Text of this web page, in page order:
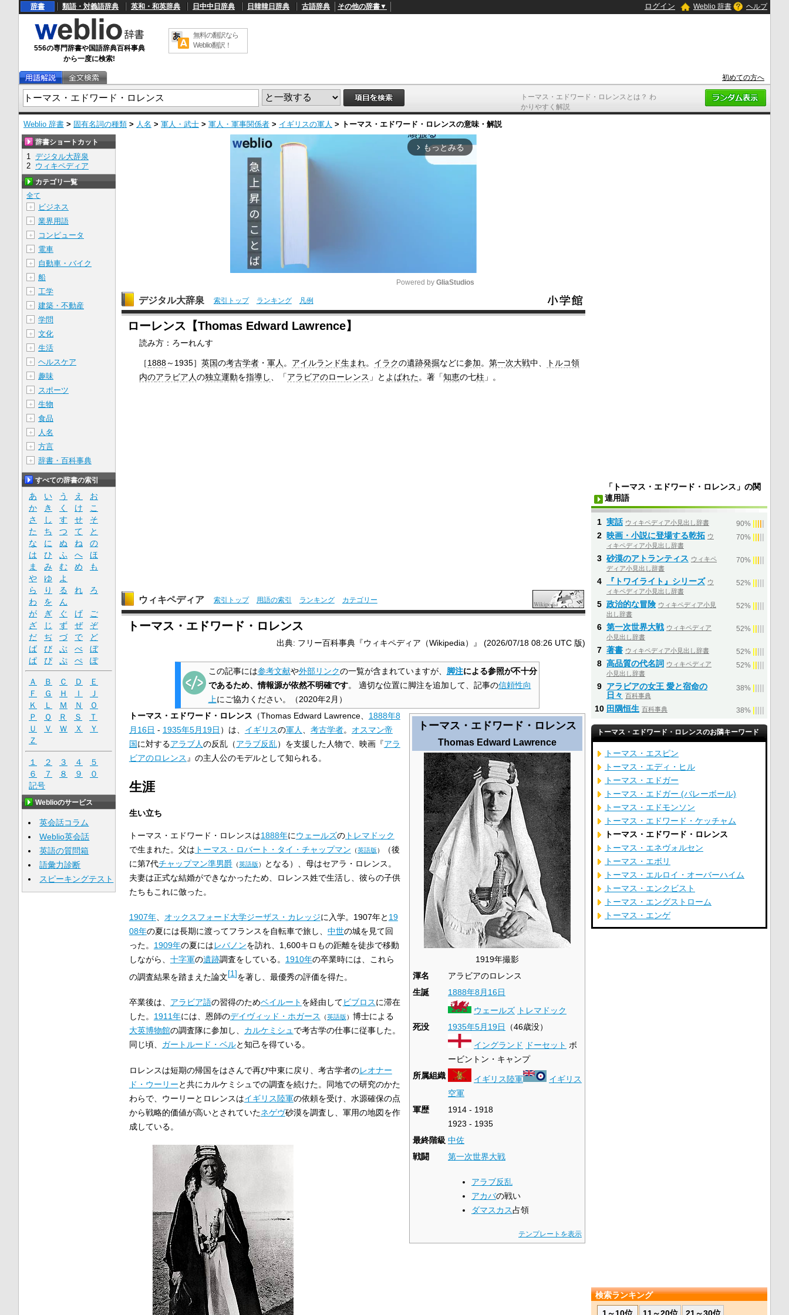
トーマス・エドワード・ロレンスとは？ わ
かりやすく解説
辞書 類語・対義語辞典 英和・和英辞典 日中中日辞典 日韓韓日辞典 古語辞典 その他の辞書▼ ログイン Weblio 辞書 ヘルプ
556の専門辞書や国語辞典百科事典
から一度に検索!
無料の翻訳なら
Weblio翻訳！
初めての方へ
Weblio 辞書 > 固有名詞の種類 > 人名 > 軍人・武士 > 軍人・軍事関係者 > イギリスの軍人 > トーマス・エドワード・ロレンスの意味・解説
arrow_forward_ios もっとみる
M
e
Powered by GliaStudios
デジタル大辞泉 索引トップ ランキング 凡例
ローレンス【Thomas Edward Lawrence】
読み方：ろーれんす
［1888～1935］英国の考古学者 ・軍人。 アイルランド生まれ。 イラクの遺跡発掘などに参加。第一次大戦中、
トルコ領
内のアラビア人の独立運動を指導し、「アラビアのローレンス 」と よばれた。著「知恵の七柱 」。
ウィキペディア 索引トップ 用語の索引 ランキング カテゴリー
トーマス・エドワード・ロレンス
出典: フリー百科事典『ウィキペディア（Wikipedia）』 (2026/07/18 08:26 UTC 版)
この記事には参考文献や外部リンクの一覧が含まれていますが、 脚注による参照が不十分
であるため、情報源が依然不明確です。 適切な位置に脚注を追加して、記事の信頼性向
上にご協力ください。 （2020年2月 ）
トーマス・エドワード・ロレンス
Thomas Edward Lawrence
1919年撮影
渾名
アラビアのロレンス
生誕
1888年8月16日
ウェールズ トレマドック
死没
1935年5月19日
（46歳没）
イングランド
ドーセット ボ
ービントン・キャンプ
所属組織
イギリス陸軍
イギリス
空軍
軍歴
1914 - 1918
1923 - 1935
最終階級 中佐
戦闘
第一次世界大戦
アラブ反乱
アカバの戦い
ダマスカス占領
テンプレートを表示
トーマス・エドワード・ロレンス （Thomas Edward Lawrence、 1888年8
月16日 - 1935年5月19日 ）は、 イギリスの軍人、 考古学者。 オスマン帝
国に対するアラブ人の反乱（アラブ反乱）を支援した人物で、映画『アラ
ビアのロレンス』の主人公のモデルとして知られる。
生涯
生い立ち
トーマス・エドワード・ロレンスは1888年にウェールズのトレマドック
で生まれた。父は トーマス・ロバート・タイ・チャップマン （英語版）
（後
に第7代チャップマン準男爵（英語版）
となる）、母はセアラ・ロレンス。
夫妻は正式な結婚ができなかったため、ロレンス姓で生活し、彼らの子供
たちもこれに倣った。
1907年、 オックスフォード大学ジーザス・カレッジに入学。1907年と 19
08年の夏には長期に渡ってフランスを自転車で旅し、 中世の城を見て回
った。 1909年の夏にはレバノンを訪れ、1,600キロもの距離を徒歩で移動
しながら、 十字軍の遺跡調査をしている。 1910年の卒業時には、これら
の調査結果を踏まえた論文[1]を著し、最優秀の評価を得た。
卒業後は、 アラビア語の習得のためベイルート を経由してビブロスに滞在
した。 1911年には、恩師のデイヴィッド・ホガース （英語版） 博士による
大英博物館の調査隊に参加し、 カルケミシュで考古学の仕事に従事した。
同じ頃、 ガートルード・ベルと知己を得ている。
ロレンスは短期の帰国をはさんで再び中東に戻り、考古学者のレオナー
ド・ウーリーと共にカルケミシュでの調査を続けた。同地での研究のかた
わらで、ウーリーとロレンスはイギリス陸軍の依頼を受け、水源確保の点
から戦略的価値が高いとされていたネゲヴ砂漠を調査し、軍用の地図を作
成している。
辞書ショートカット
1 デジタル大辞泉
2 ウィキペディア
カテゴリ一覧
全て
＋
ビジネス
＋ 業界用語
＋ コンピュータ
＋ 電車
＋ 自動車・バイク
＋ 船
＋ 工学
＋ 建築・不動産
＋ 学問
＋ 文化
＋ 生活
＋ ヘルスケア
＋ 趣味
＋ スポーツ
＋ 生物
＋ 食品
＋ 人名
＋ 方言
＋ 辞書・百科事典
すべての辞書の索引
あ い う え
お
か
き く け
こ
さ
し す せ
そ
た
ち つ て
と
な
に ぬ ね
の
は
ひ ふ へ
ほ
ま
み む め
も
や
ゆ
よ
ら
り る れ
ろ
わ
を
ん
が
ぎ ぐ げ
ご
ざ
じ ず ぜ
ぞ
だ
ぢ づ で
ど
ば
び ぶ べ
ぼ
ぱ
ぴ ぷ ぺ ぽ
Ａ Ｂ Ｃ Ｄ
Ｅ
Ｆ
Ｇ Ｈ Ｉ
Ｊ
Ｋ
Ｌ Ｍ Ｎ
Ｏ
Ｐ
Ｑ Ｒ Ｓ
Ｔ
Ｕ
Ｖ Ｗ Ｘ
Ｙ
Ｚ
１ ２ ３ ４
５
６
７ ８ ９
０
記号
Weblioのサービス
英会話コラム
Weblio英会話
英語の質問箱
語彙力診断
スピーキングテスト
「トーマス・エドワード・ロレンス」の関
連用語
1 実話 ウィキペディア小見出し辞書 90%
2 映画・小説に登場する乾拓 ウ
ィキペディア小見出し辞書
70%
3 砂漠のアトランティス ウィキペ
ディア小見出し辞書
70%
4 『トワイライト』シリーズ ウ
ィキペディア小見出し辞書
52%
5 政治的な冒険 ウィキペディア小見
出し辞書
52%
6 第一次世界大戦 ウィキペディア
小見出し辞書
52%
7 著書 ウィキペディア小見出し辞書 52%
8 高品質の代名詞 ウィキペディア
小見出し辞書
52%
9 アラビアの女王 愛と宿命の
日々 百科事典
38%
10 田隅恒生 百科事典 38%
トーマス・エドワード・ロレンスのお隣キーワード
トーマス・エスピン
トーマス・エディ・ヒル
トーマス・エドガー
トーマス・エドガー (バレーボール)
トーマス・エドモンソン
トーマス・エドワード・ケッチャム
トーマス・エドワード・ロレンス
トーマス・エネヴォルセン
トーマス・エボリ
トーマス・エルロイ・オーバーハイム
トーマス・エンクビスト
トーマス・エングストローム
トーマス・エンゲ
検索ランキング